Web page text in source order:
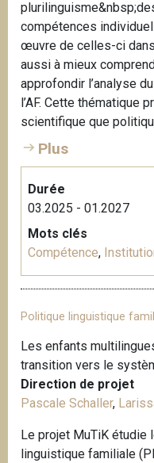
compétences
œuvre de celles-ci
aussi à mieux
approfondir l’analyse
l’AF. Cette thématique
scientifique que
Plus
Durée
03.2025 - 01.2027
Mots clés
Compétence,
Politique linguistique
Les enfants
transition vers le
Direction de projet
Pascale Schaller,
Le projet MuTiK étudie
linguistique familiale